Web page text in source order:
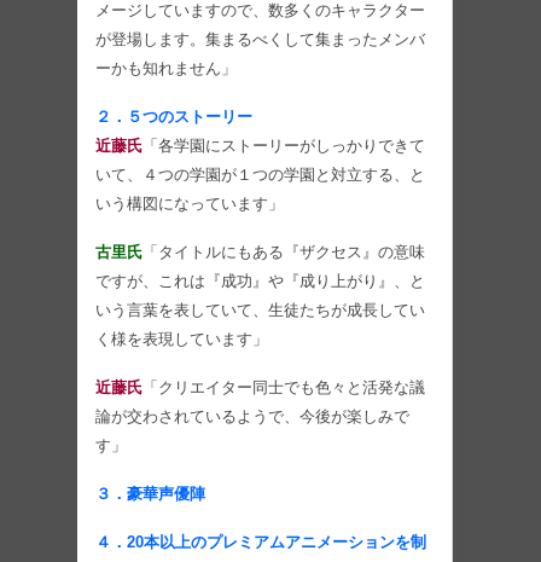
メージしていますので、数多くのキャラクター
が登場します。集まるべくして集まったメンバ
ーかも知れません」
２．５つのストーリー
近藤氏 「各学園にストーリーがしっかりできて
いて、４つの学園が１つの学園と対立する、と
いう構図になっています」
古里氏 「タイトルにもある『ザクセス』の意味
ですが、これは『成功』や『成り上がり』、と
いう言葉を表していて、生徒たちが成長してい
く様を表現しています」
近藤氏 「クリエイター同士でも色々と活発な議
論が交わされているようで、今後が楽しみで
す」
３．豪華声優陣
４．20本以上のプレミアムアニメーションを制